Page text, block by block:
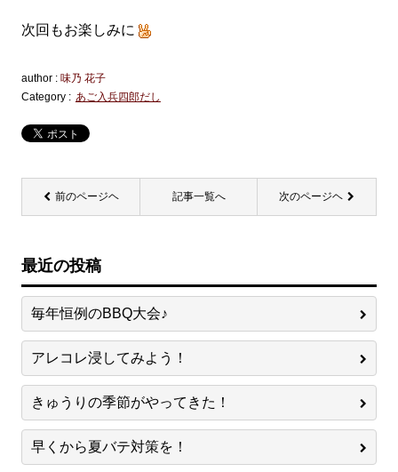
次回もお楽しみに
author : 味乃 花子
Category : あご入兵四郎だし
前のページヘ 記事一覧へ 次のページヘ
最近の投稿
毎年恒例のBBQ大会♪
アレコレ浸してみよう！
きゅうりの季節がやってきた！
早くから夏バテ対策を！